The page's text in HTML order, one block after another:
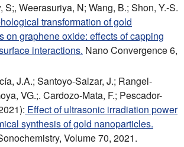
S;, Weerasuriya, N; Wang, B.; Shon, Y.-S.
transformation of gold
on graphene oxide: effects of capping
interactions. Nano Convergence 6,
J.A.; Santoyo-Salzar, J.; Rangel-
VG.;. Cardozo-Mata, F.; Pescador-
Effect of ultrasonic irradiation power
synthesis of gold nanoparticles.
Volume 70, 2021.